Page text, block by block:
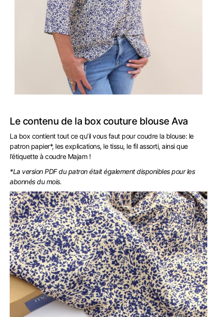
Le contenu de la box couture blouse Ava
La box contient tout ce qu’il vous faut pour coudre la blouse: le
patron papier*, les explications, le tissu, le fil assorti, ainsi que
l’étiquette à coudre Majam !
*La version PDF du patron était également disponibles pour les
abonnés du mois.